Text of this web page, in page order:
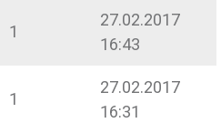
1
27.02.2017
16:43
1
27.02.2017
16:31